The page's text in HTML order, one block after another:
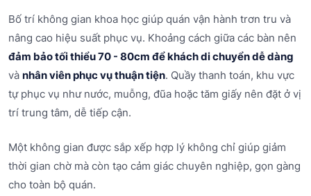
Bố trí không gian khoa học giúp quán vận hành trơn tru và
nâng cao hiệu suất phục vụ. Khoảng cách giữa các bàn nên
đảm bảo tối thiểu 70 - 80cm để khách di chuyển dễ dàng
và nhân viên phục vụ thuận tiện. Quầy thanh toán, khu vực
tự phục vụ như nước, muỗng, đũa hoặc tăm giấy nên đặt ở vị
trí trung tâm, dễ tiếp cận.
Một không gian được sắp xếp hợp lý không chỉ giúp giảm
thời gian chờ mà còn tạo cảm giác chuyên nghiệp, gọn gàng
cho toàn bộ quán.